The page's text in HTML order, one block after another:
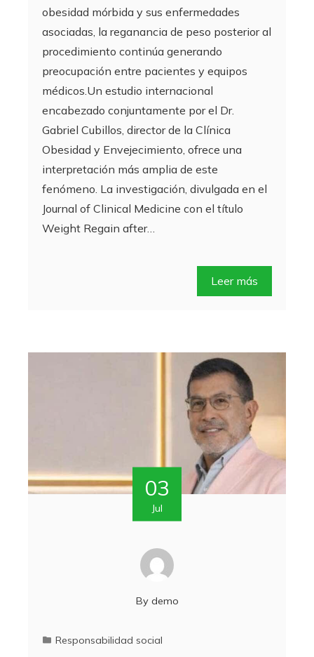
obesidad mórbida y sus enfermedades
asociadas, la reganancia de peso posterior al
procedimiento continúa generando
preocupación entre pacientes y equipos
médicos.Un estudio internacional
encabezado conjuntamente por el Dr.
Gabriel Cubillos, director de la Clínica
Obesidad y Envejecimiento, ofrece una
interpretación más amplia de este
fenómeno. La investigación, divulgada en el
Journal of Clinical Medicine con el título
Weight Regain after…
Leer más
03
Jul
By demo
Responsabilidad social